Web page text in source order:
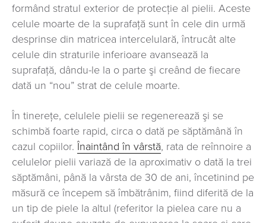
formând stratul exterior de protecţie al pielii. Aceste
celule moarte de la suprafaţă sunt în cele din urmă
desprinse din matricea intercelulară, întrucât alte
celule din straturile inferioare avansează la
suprafaţă, dându-le la o parte şi creând de fiecare
dată un “nou” strat de celule moarte.
În tinereţe, celulele pielii se regenerează şi se
schimbă foarte rapid, circa o dată pe săptămână în
cazul copiilor. Înaintând în vârstă, rata de reînnoire a
celulelor pielii variază de la aproximativ o dată la trei
săptămâni, până la vârsta de 30 de ani, încetinind pe
măsură ce începem să îmbătrânim, fiind diferită de la
un tip de piele la altul (referitor la pielea care nu a